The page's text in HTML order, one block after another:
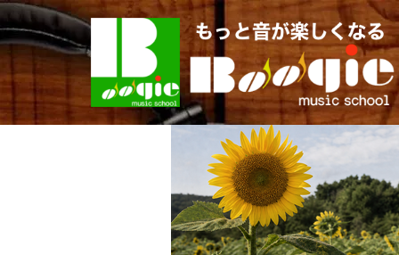
コ
ン
テ
ツ
へ